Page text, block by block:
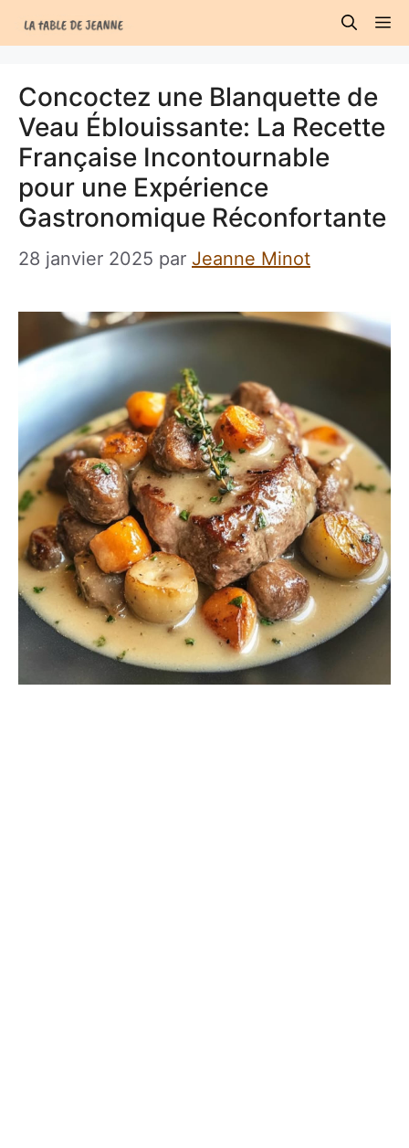
au
Concoctez une Blanquette de
Veau Éblouissante: La Recette
Française Incontournable
pour une Expérience
Gastronomique Réconfortante
28 janvier 2025 par Jeanne Minot